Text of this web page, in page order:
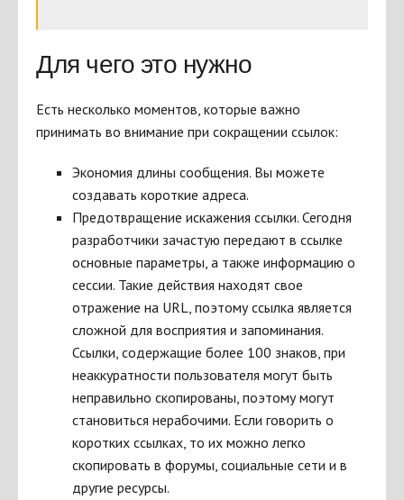
Для чего это нужно
Есть несколько моментов, которые важно
принимать во внимание при сокращении ссылок:
Экономия длины сообщения. Вы можете
создавать короткие адреса.
Предотвращение искажения ссылки. Сегодня
разработчики зачастую передают в ссылке
основные параметры, а также информацию о
сессии. Такие действия находят свое
отражение на URL, поэтому ссылка является
сложной для восприятия и запоминания.
Ссылки, содержащие более 100 знаков, при
неаккуратности пользователя могут быть
неправильно скопированы, поэтому могут
становиться нерабочими. Если говорить о
коротких ссылках, то их можно легко
скопировать в форумы, социальные сети и в
другие ресурсы.